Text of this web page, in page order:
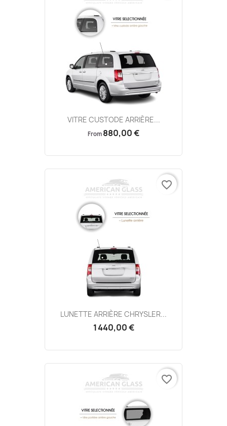
VITRE CUSTODE ARRIÈRE...
From 880,00 €
LUNETTE ARRIÈRE CHRYSLER...
1 440,00 €
favorite_border
favorite_border